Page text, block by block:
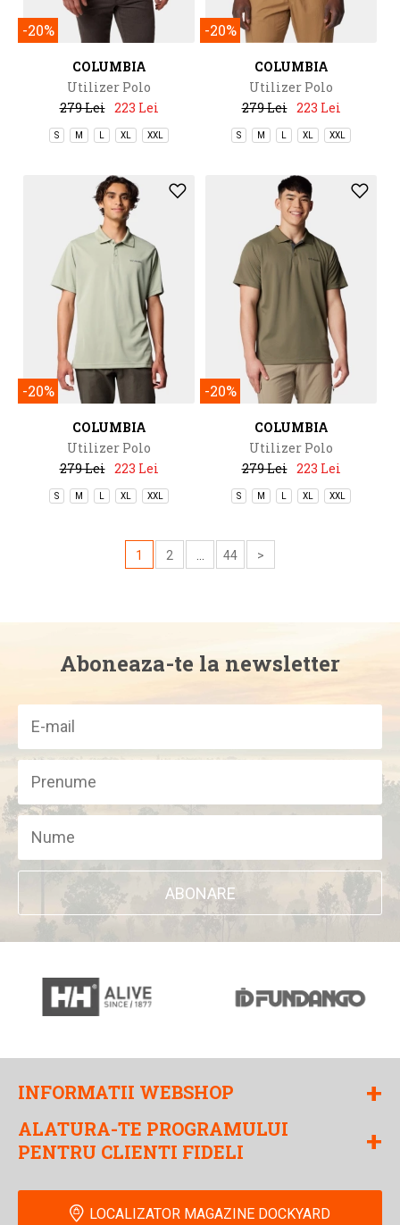
-20%
COLUMBIA
Utilizer Polo
279 Lei 223 Lei
S M XL XXL
-20%
COLUMBIA
Utilizer Polo
279 Lei 223 Lei
S M XL XXL
-20%
COLUMBIA
Utilizer Polo
279 Lei 223 Lei
S M XL XXL
-20%
COLUMBIA
Utilizer Polo
279 Lei 223 Lei
S M XL XXL
1 2 44 >
Aboneaza-te la newsletter
ABONARE
INFORMATII WEBSHOP +
ALATURA-TE PROGRAMULUI
PENTRU CLIENTI FIDELI
+
LOCALIZATOR MAGAZINE DOCKYARD